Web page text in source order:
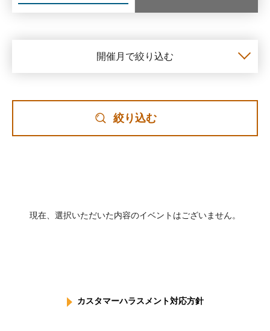
開催月で絞り込む
絞り込む
現在、選択いただいた内容のイベントはございません。
カスタマーハラスメント対応方針